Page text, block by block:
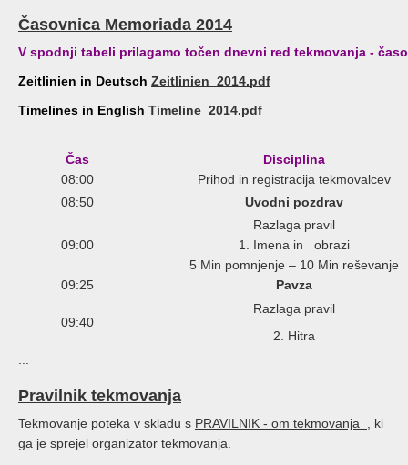
Časovnica Memoriada 2014
V spodnji tabeli prilagamo točen dnevni red tekmovanja -
Zeitlinien in Deutsch Zeitlinien_2014.pdf
Timelines in English Timeline_2014.pdf
Čas
Disciplina
08:00
Prihod in registracija tekmovalcev
08:50
Uvodni pozdrav
09:00
Razlaga pravil
1. Imena in obrazi
5 Min pomnjenje – 10 Min reševanje
09:25
Pavza
09:40
Razlaga pravil
2. Hitra
...
Pravilnik tekmovanja
Tekmovanje poteka v skladu s PRAVILNIK - om tekmovanja_ , ki
ga je sprejel organizator tekmovanja.